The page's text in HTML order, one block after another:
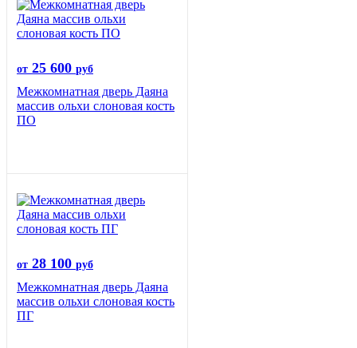
от 25 600 руб
Межкомнатная дверь Даяна
массив ольхи слоновая кость
ПО
от 28 100 руб
Межкомнатная дверь Даяна
массив ольхи слоновая кость
ПГ